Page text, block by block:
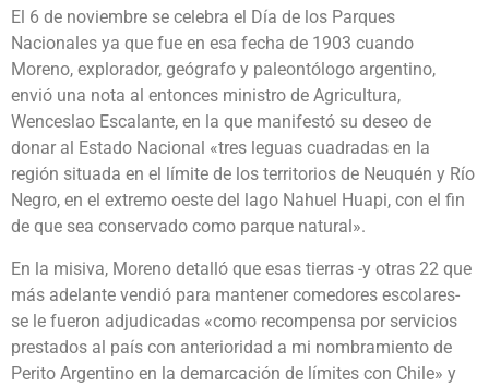
El 6 de noviembre se celebra el Día de los Parques
Nacionales ya que fue en esa fecha de 1903 cuando
Moreno, explorador, geógrafo y paleontólogo argentino,
envió una nota al entonces ministro de Agricultura,
Wenceslao Escalante, en la que manifestó su deseo de
donar al Estado Nacional «tres leguas cuadradas en la
región situada en el límite de los territorios de Neuquén y Río
Negro, en el extremo oeste del lago Nahuel Huapi, con el fin
de que sea conservado como parque natural».
En la misiva, Moreno detalló que esas tierras -y otras 22 que
más adelante vendió para mantener comedores escolares-
se le fueron adjudicadas «como recompensa por servicios
prestados al país con anterioridad a mi nombramiento de
Perito Argentino en la demarcación de límites con Chile» y